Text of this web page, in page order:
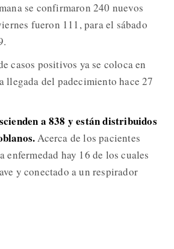
se confirmaron 240 nuevos
fueron 111, para el sábado
casos positivos ya se coloca en
llegada del padecimiento hace 27
a 838 y están distribuidos
Acerca de los pacientes
enfermedad hay 16 de los cuales
y conectado a un respirador